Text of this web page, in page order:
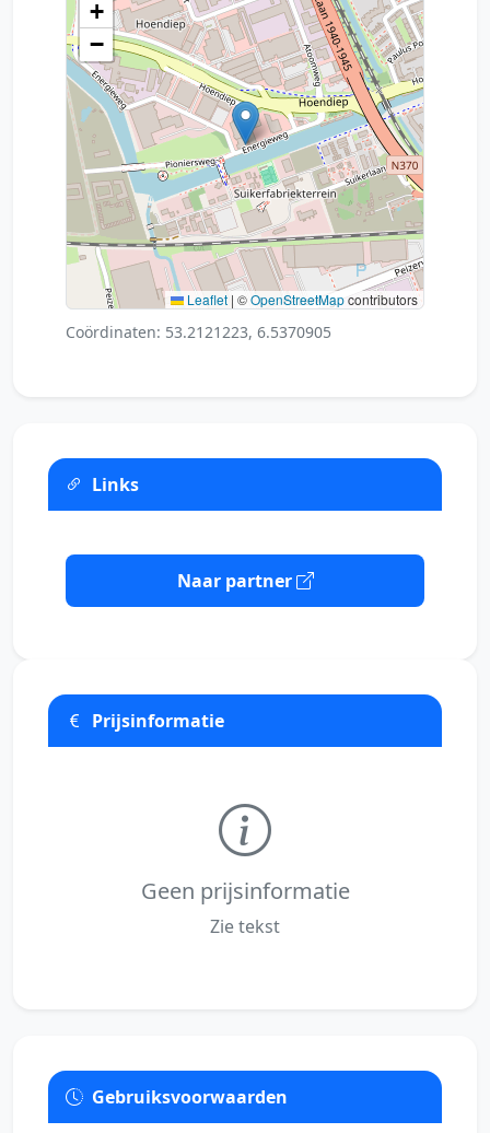
+
−
Leaflet | ©OpenStreetMapcontributors
Coördinaten: 53.2121223, 6.5370905
Links
Naar partner
Prijsinformatie
Geen prijsinformatie
Zie tekst
Gebruiksvoorwaarden